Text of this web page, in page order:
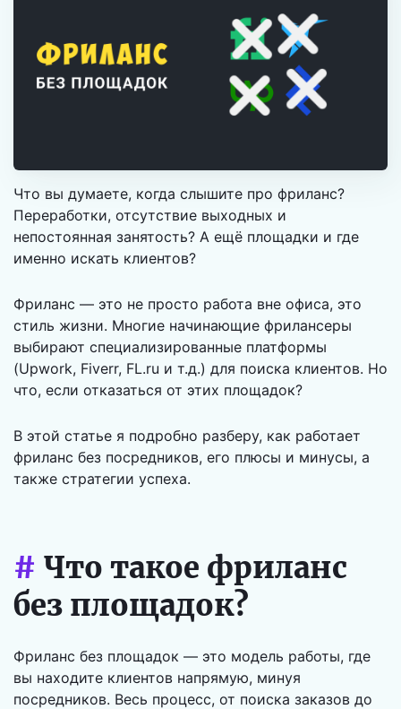
Что вы думаете, когда слышите про фриланс?
Переработки, отсутствие выходных и
непостоянная занятость? А ещё площадки и где
именно искать клиентов?
Фриланс — это не просто работа вне офиса, это
стиль жизни. Многие начинающие фрилансеры
выбирают специализированные платформы
(Upwork, Fiverr, FL.ru и т.д.) для поиска клиентов. Но
что, если отказаться от этих площадок?
В этой статье я подробно разберу, как работает
фриланс без посредников, его плюсы и минусы, а
также стратегии успеха.
# Что такое фриланс
без площадок?
Фриланс без площадок — это модель работы, где
вы находите клиентов напрямую, минуя
посредников. Весь процесс, от поиска заказов до